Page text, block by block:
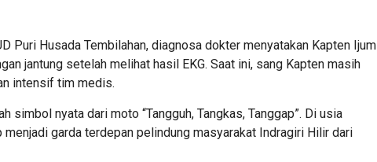
Puri Husada Tembilahan, diagnosa dokter menyatakan Kapten Ijum
jantung setelah melihat hasil EKG. Saat ini, sang Kapten masih
intensif tim medis.
simbol nyata dari moto “Tangguh, Tangkas, Tanggap”. Di usia
menjadi garda terdepan pelindung masyarakat Indragiri Hilir dari